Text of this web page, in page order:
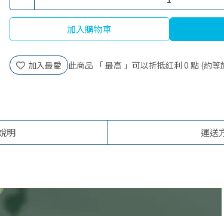
加入購物車
加入最愛 此商品 「 最高 」可以折抵紅利 0 點 (約等
明 運送